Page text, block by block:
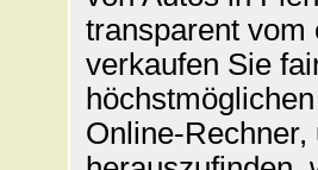
transparent vom
verkaufen Sie
Online-